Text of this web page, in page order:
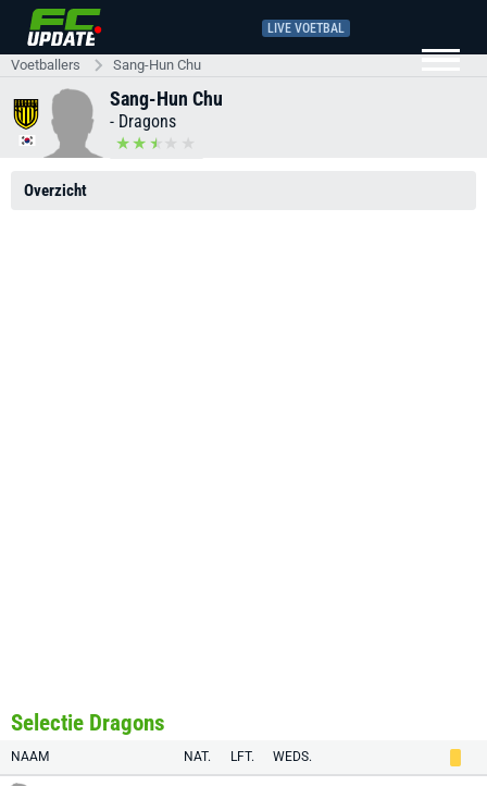
LIVE VOETBAL
Voetballers Sang-Hun Chu
Sang-Hun Chu
- Dragons
Overzicht
Selectie Dragons
NAAM NAT. LFT. WEDS.